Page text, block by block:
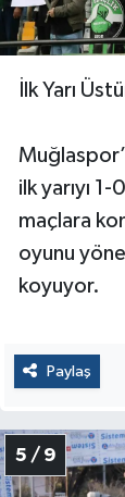
İlk Yarı
ilk yarıyı
maçlara
oyunu
koyuyor.
Paylaş
5 / 9